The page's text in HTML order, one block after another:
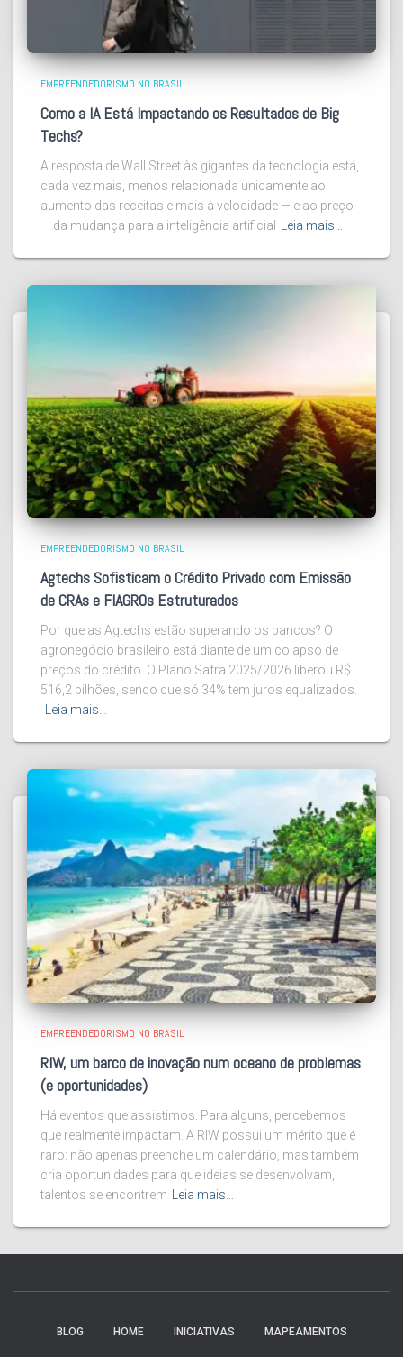
EMPREENDEDORISMO NO BRASIL
Como a IA Está Impactando os Resultados de Big
Techs?
A resposta de Wall Street às gigantes da tecnologia está,
cada vez mais, menos relacionada unicamente ao
aumento das receitas e mais à velocidade — e ao preço
— da mudança para a inteligência artificial
Leia mais…
EMPREENDEDORISMO NO BRASIL
Agtechs Sofisticam o Crédito Privado com Emissão
de CRAs e FIAGROs Estruturados
Por que as Agtechs estão superando os bancos? O
agronegócio brasileiro está diante de um colapso de
preços do crédito. O Plano Safra 2025/2026 liberou R$
516,2 bilhões, sendo que só 34% tem juros equalizados.
Leia mais…
EMPREENDEDORISMO NO BRASIL
RIW, um barco de inovação num oceano de problemas
(e oportunidades)
Há eventos que assistimos. Para alguns, percebemos
que realmente impactam. A RIW possui um mérito que é
raro: não apenas preenche um calendário, mas também
cria oportunidades para que ideias se desenvolvam,
talentos se encontrem
Leia mais…
BLOG HOME INICIATIVAS MAPEAMENTOS